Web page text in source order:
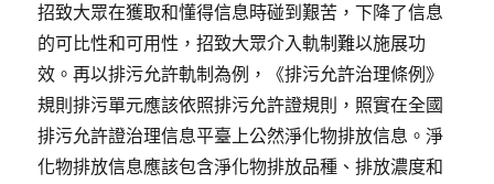
招致大眾在獲取和懂得信息時碰到艱苦，下降了信息
的可比性和可用性，招致大眾介入軌制難以施展功
效。再以排污允許軌制為例，《排污允許治理條例》
規則排污單元應該依照排污允許證規則，照實在全國
排污允許證治理信息平臺上公然淨化物排放信息。淨
化物排放信息應該包含淨化物排放品種、排放濃度和